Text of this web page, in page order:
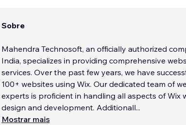
Sobre
Mahendra Technosoft, an officially authorized
India, specializes in providing comprehensive
services. Over the past few years, we have
100+ websites using Wix. Our dedicated team of
experts is proficient in handling all aspects of Wix
design and development. Additionall...
Mostrar mais